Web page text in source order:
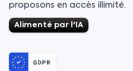
proposons en accès illimité.
Alimenté par l'IA